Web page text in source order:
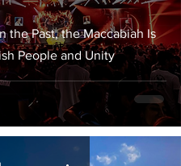
the Past, the Maccabiah Is
People and Unity